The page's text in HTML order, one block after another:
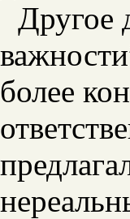
Другое
более